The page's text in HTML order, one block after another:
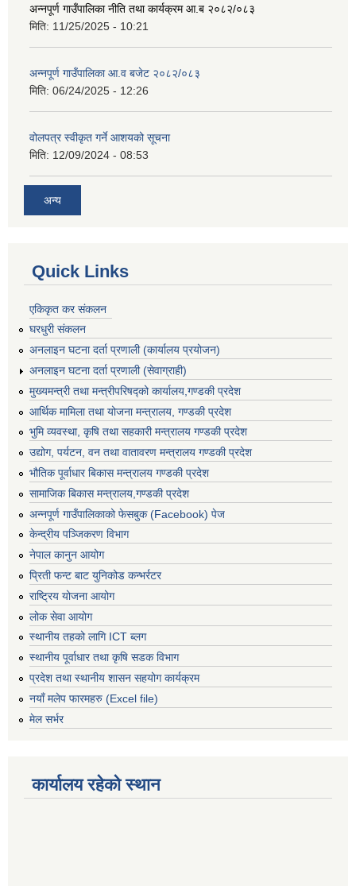
अन्नपूर्ण गाउँपालिका नीति तथा कार्यक्रम आ.ब २०८२/०८३
मिति: 11/25/2025 - 10:21
अन्नपूर्ण गाउँपालिका आ.व बजेट २०८२/०८३
मिति: 06/24/2025 - 12:26
वोलपत्र स्वीकृत गर्ने आशयको सूचना
मिति: 12/09/2024 - 08:53
अन्य
Quick Links
एकिकृत कर संकलन
घरधुरी संकलन
अनलाइन घटना दर्ता प्रणाली (कार्यालय प्रयोजन)
अनलाइन घटना दर्ता प्रणाली (सेवाग्राही)
मुख्यमन्त्री तथा मन्त्रीपरिषद्को कार्यालय,गण्डकी प्रदेश
आर्थिक मामिला तथा योजना मन्त्रालय, गण्डकी प्रदेश
भुमि व्यवस्था, कृषि तथा सहकारी मन्त्रालय गण्डकी प्रदेश
उद्योग, पर्यटन, वन तथा वातावरण मन्त्रालय गण्डकी प्रदेश
भौतिक पूर्वाधार बिकास मन्त्रालय गण्डकी प्रदेश
सामाजिक बिकास मन्त्रालय,गण्डकी प्रदेश
अन्नपूर्ण गाउँपालिकाको फेसबुक (Facebook) पेज
केन्द्रीय पञ्जिकरण विभाग
नेपाल कानुन आयोग
प्रिती फन्ट बाट युनिकोड कन्भर्रटर
राष्ट्रिय योजना आयोग
लोक सेवा आयोग
स्थानीय तहको लागि ICT ब्लग
स्थानीय पूर्वाधार तथा कृषि सडक विभाग
प्रदेश तथा स्थानीय शासन सहयोग कार्यक्रम
नयाँ मलेप फारमहरु (Excel file)
मेल सर्भर
कार्यालय रहेको स्थान